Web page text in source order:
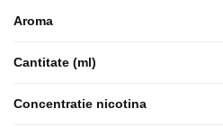
Aroma
Cantitate (ml)
Concentratie nicotina